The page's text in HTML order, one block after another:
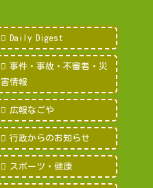
Daily Digest
事件・事故・不審者・災
害情報
広報なごや
行政からのお知らせ
スポーツ・健康